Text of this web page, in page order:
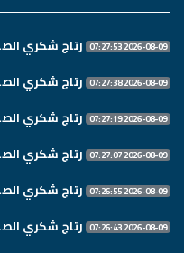
2026-08-09 07:27:53 رتاج شكري
2026-08-09 07:27:38 رتاج شكري
2026-08-09 07:27:19 رتاج شكري
2026-08-09 07:27:07 رتاج شكري
2026-08-09 07:26:55 رتاج شكري
2026-08-09 07:26:43 رتاج شكري